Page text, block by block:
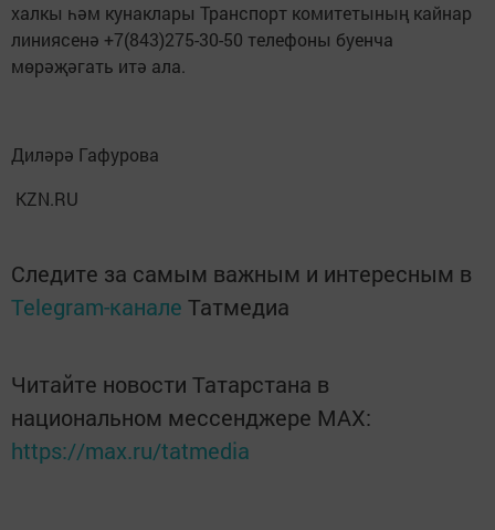
халкы һәм кунаклары Транспорт комитетының кайнар
линиясенә +7(843)275-30-50 телефоны буенча
мөрәҗәгать итә ала.
Диләрә Гафурова
KZN.RU
Следите за самым важным и интересным в
Telegram-канале Татмедиа
Читайте новости Татарстана в
национальном мессенджере MАХ:
https://max.ru/tatmedia